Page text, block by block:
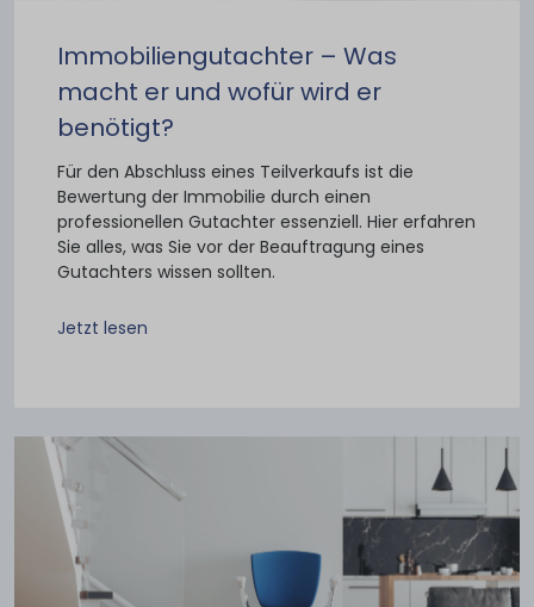
Immobiliengutachter – Was
macht er und wofür wird er
benötigt?
Für den Abschluss eines Teilverkaufs ist die
Bewertung der Immobilie durch einen
professionellen Gutachter essenziell. Hier erfahren
Sie alles, was Sie vor der Beauftragung eines
Gutachters wissen sollten.
Jetzt lesen